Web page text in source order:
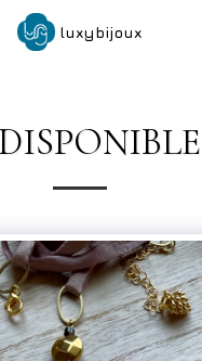
luxybijoux